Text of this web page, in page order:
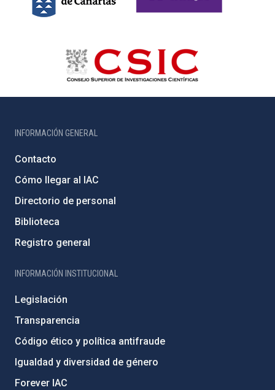
INFORMACIÓN GENERAL
Contacto
Cómo llegar al IAC
Directorio de personal
Biblioteca
Registro general
INFORMACIÓN INSTITUCIONAL
Legislación
Transparencia
Código ético y política antifraude
Igualdad y diversidad de género
Forever IAC